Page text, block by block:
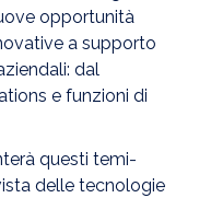
opportunità
a supporto
dal
e funzioni di
questi temi-
delle tecnologie